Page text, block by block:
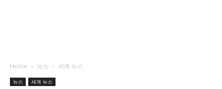
Home 뉴스 세계 뉴스
뉴스 세계 뉴스